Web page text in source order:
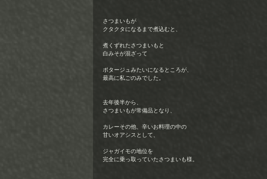
さつまいもが
クタクタになるまで煮込むと、
煮くずれたさつまいもと
白みそが混ざって
ポタージュみたいになるところが、
最高に私ごのみでした。
去年後半から、
さつまいもが常備品となり、
カレーその他、辛いお料理の中の
甘いオアシスとして、
ジャガイモの地位を
完全に乗っ取っていたさつまいも様。